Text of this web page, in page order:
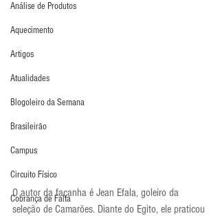
Análise de Produtos
Aquecimento
Artigos
Atualidades
Blogoleiro da Semana
Brasileirão
Campus
Circuito Físico
Cobrança de Falta
O autor da façanha é Jean Efala, goleiro da
seleção de Camarões. Diante do Egito, ele praticou